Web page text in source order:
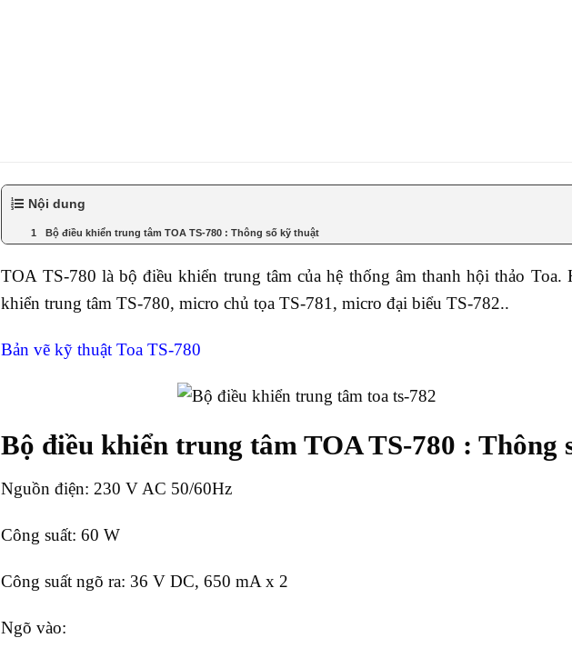
Nội dung
Bộ điều khiển trung tâm TOA TS-780 : Thông số kỹ thuật
TOA TS-780 là bộ điều khiển trung tâm của hệ thống âm thanh hội thảo
khiển trung tâm TS-780, micro chủ tọa TS-781, micro đại biểu TS-782..
Bản vẽ kỹ thuật Toa TS-780
Bộ điều khiển trung tâm TOA TS-780 : Thông
Nguồn điện: 230 V AC 50/60Hz
Công suất: 60 W
Công suất ngõ ra: 36 V DC, 650 mA x 2
Ngõ vào: